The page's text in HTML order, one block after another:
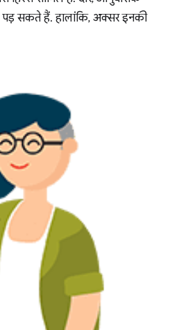
पड़ सकते हैं. हालांकि, अक्सर इनकी